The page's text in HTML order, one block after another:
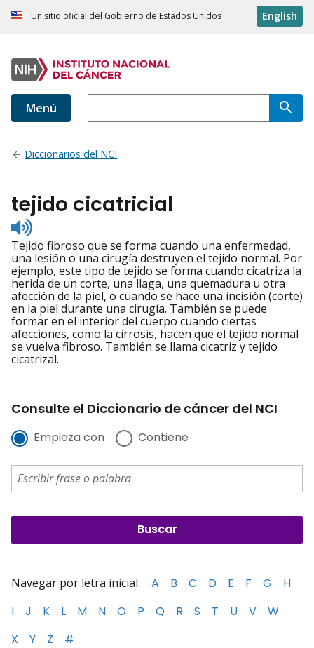
Un sitio oficial del Gobierno de Estados Unidos English
Menú
Diccionarios del NCI
tejido cicatricial
Listen
to
pronunciation
Tejido fibroso que se forma cuando una enfermedad,
una lesión o una cirugía destruyen el tejido normal. Por
ejemplo, este tipo de tejido se forma cuando cicatriza la
herida de un corte, una llaga, una quemadura u otra
afección de la piel, o cuando se hace una incisión (corte)
en la piel durante una cirugía. También se puede
formar en el interior del cuerpo cuando ciertas
afecciones, como la cirrosis, hacen que el tejido normal
se vuelva fibroso. También se llama cicatriz y tejido
cicatrizal.
Consulte el Diccionario de cáncer del NCI
Empieza con Contiene
Navegar por letra inicial: A B C D E F G
H
I
J K L M N O P Q R S T U V
W
X
Y Z #